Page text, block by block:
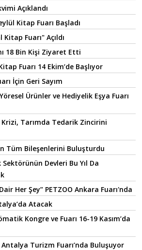
Açıklandı
Kitap Fuarı Başladı
Fuarı" Açıldı
18 Bin Kişi Ziyaret Etti
Fuarı 14 Ekim’de Başlıyor
İçin Geri Sayım
Ürünler ve Hediyelik Eşya Fuarı
Krizi, Tarımda Tedarik Zincirini
Tüm Bileşenlerini Buluşturdu
Devleri Bu Yıl Da
Her Şey” PETZOO Ankara Fuarı'nda
Atacak
Kongre ve Fuarı 16-19 Kasım’da
Turizm Fuarı’nda Buluşuyor